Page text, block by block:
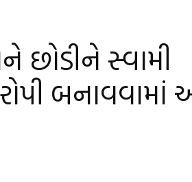
છોડીને સ્વામી
બનાવવામાં